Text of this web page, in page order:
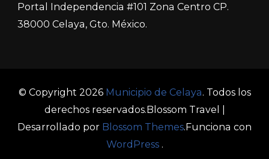
Portal Independencia #101 Zona Centro CP.
38000 Celaya, Gto. México.
© Copyright 2026 Municipio de Celaya. Todos los
derechos reservados.Blossom Travel |
Desarrollado por Blossom Themes.Funciona con
WordPress.